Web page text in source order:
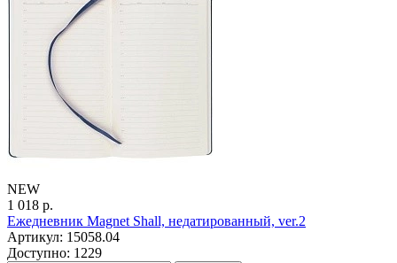
NEW
1 018 р.
Ежедневник Magnet Shall, недатированный, ver.2
Артикул: 15058.04
Доступно: 1229